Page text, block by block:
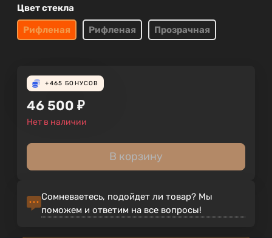
Цвет стекла
Рифленая
Рифленая Прозрачная
+465 БОНУСОВ
46 500 ₽
Нет в наличии
В корзину
Сомневаетесь, подойдет ли товар? Мы
поможем и ответим на все вопросы!